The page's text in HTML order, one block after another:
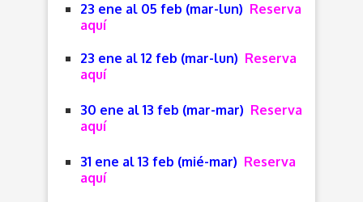
23 ene al 05 feb (mar-lun) Reserva
aquí
23 ene al 12 feb (mar-lun) Reserva
aquí
30 ene al 13 feb (mar-mar) Reserva
aquí
31 ene al 13 feb (mié-mar) Reserva
aquí